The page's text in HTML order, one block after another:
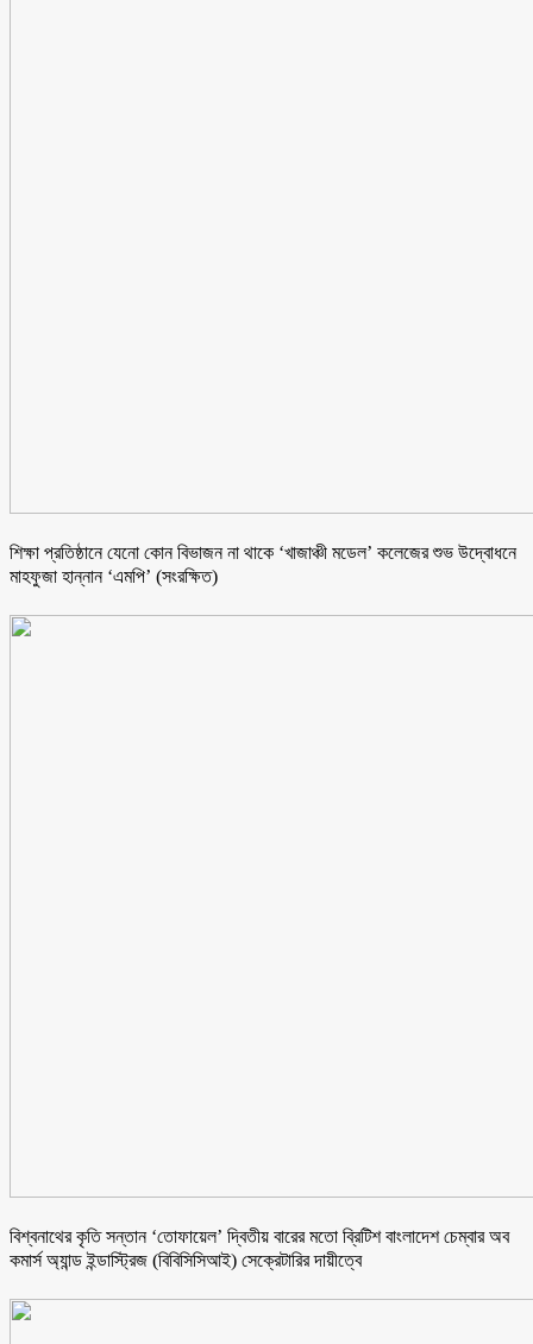
শিক্ষা প্রতিষ্ঠানে যেনো কোন বিভাজন না থাকে ‘খাজাঞ্চী মডেল’ কলেজের শুভ উদ্বোধনে
মাহফুজা হান্নান ‘এমপি’ (সংরক্ষিত)
বিশ্বনাথের কৃতি সন্তান ‘তোফায়েল’ দ্বিতীয় বারের মতো ব্রিটিশ বাংলাদেশ চেম্বার অব
কমার্স অ্যান্ড ইন্ডাস্ট্রিজ (বিবিসিসিআই) সেক্রেটারির দায়ীত্বে